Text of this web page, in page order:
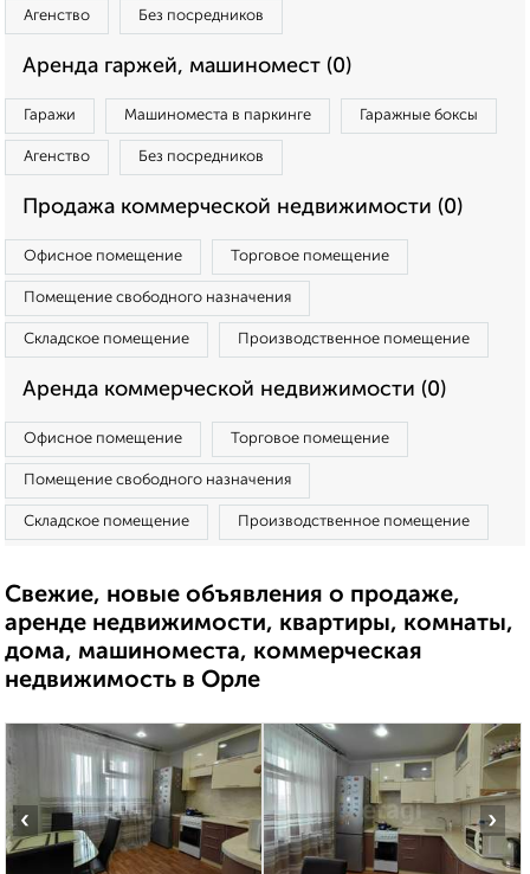
Агенство Без посредников
Аренда гаржей, машиномест (0)
Гаражи Машиноместа в паркинге Гаражные боксы
Агенство Без посредников
Продажа коммерческой недвижимости (0)
Офисное помещение Торговое помещение
Помещение свободного назначения
Складское помещение Производственное помещение
Аренда коммерческой недвижимости (0)
Офисное помещение Торговое помещение
Помещение свободного назначения
Складское помещение Производственное помещение
Свежие, новые объявления о продаже,
аренде недвижимости, квартиры, комнаты,
дома, машиноместа, коммерческая
недвижимость в Орле
‹ ›